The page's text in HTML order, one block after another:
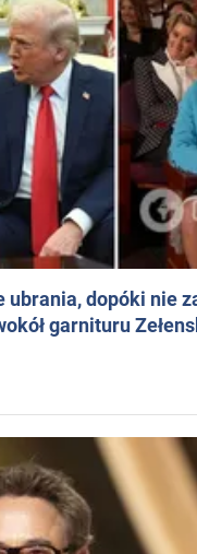
dopóki nie
garnituru